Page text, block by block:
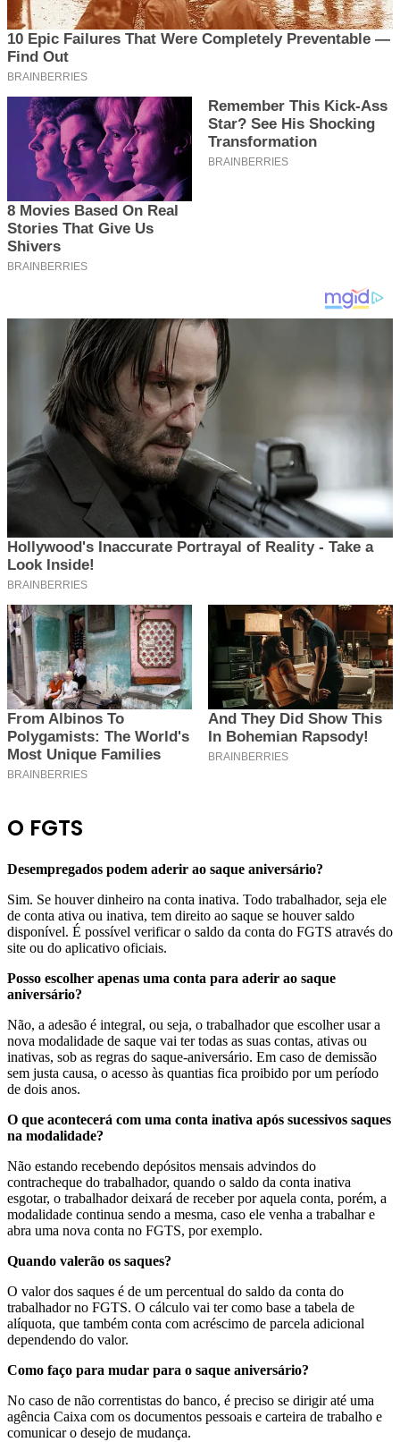
O FGTS
Desempregados podem aderir ao saque aniversário?
Sim. Se houver dinheiro na conta inativa. Todo trabalhador, seja ele
de conta ativa ou inativa, tem direito ao saque se houver saldo
disponível. É possível verificar o saldo da conta do FGTS através do
site ou do aplicativo oficiais.
Posso escolher apenas uma conta para aderir ao saque
aniversário?
Não, a adesão é integral, ou seja, o trabalhador que escolher usar a
nova modalidade de saque vai ter todas as suas contas, ativas ou
inativas, sob as regras do saque-aniversário. Em caso de demissão
sem justa causa, o acesso às quantias fica proibido por um período
de dois anos.
O que acontecerá com uma conta inativa após sucessivos saques
na modalidade?
Não estando recebendo depósitos mensais advindos do
contracheque do trabalhador, quando o saldo da conta inativa
esgotar, o trabalhador deixará de receber por aquela conta, porém, a
modalidade continua sendo a mesma, caso ele venha a trabalhar e
abra uma nova conta no FGTS, por exemplo.
Quando valerão os saques?
O valor dos saques é de um percentual do saldo da conta do
trabalhador no FGTS. O cálculo vai ter como base a tabela de
alíquota, que também conta com acréscimo de parcela adicional
dependendo do valor.
Como faço para mudar para o saque aniversário?
No caso de não correntistas do banco, é preciso se dirigir até uma
agência Caixa com os documentos pessoais e carteira de trabalho e
comunicar o desejo de mudança.